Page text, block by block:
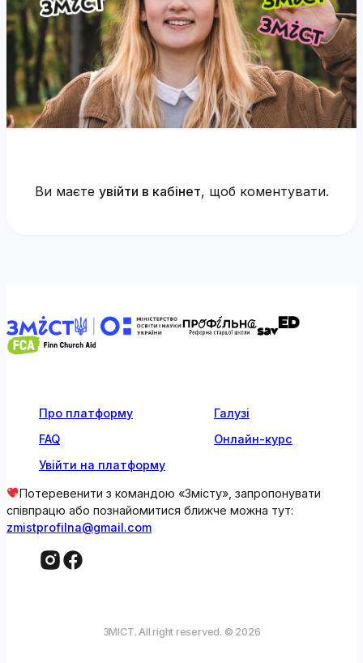
Ви маєте увійти в кабінет, щоб коментувати.
Про платформу
Галузі
FAQ
Онлайн-курс
Увійти на платформу
Потеревенити з командою «Змісту», запропонувати
співпрацю або познайомитися ближче можна тут:
zmistprofilna@gmail.com
ЗМІСТ. All right reserved. © 2026